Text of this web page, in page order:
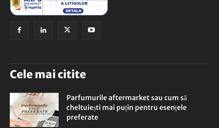
Cele mai citite
Parfumurile aftermarket sau cum să
cheltuiești mai puțin pentru esențele
preferate